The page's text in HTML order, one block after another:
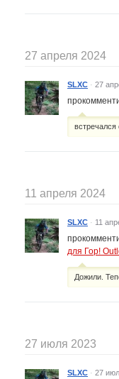
27 апреля 2024
SLXC · 27
11 апреля 2024
SLXC · 11
для Гор!
Дожили.
27 июля 2023
SLXC · 27